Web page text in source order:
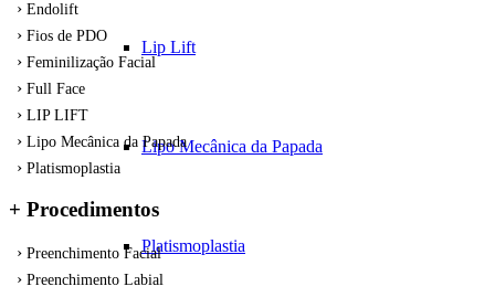
Lip Lift
Lipo Mecânica da Papada
Platismoplastia
Endolift
Fios de PDO
Feminilização Facial
Full Face
LIP LIFT
Lipo Mecânica da Papada
Platismoplastia
+ Procedimentos
Preenchimento Facial
Preenchimento Labial